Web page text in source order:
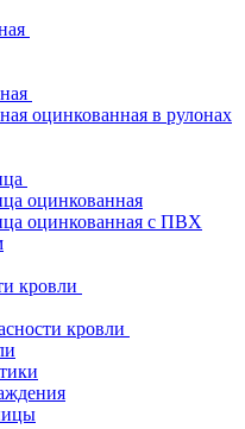
оцинкованная в рулонах
оцинкованная
оцинкованная с ПВХ
кровли
кровли